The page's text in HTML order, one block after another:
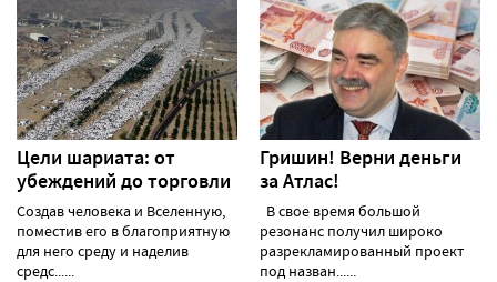
Цели шариата: от
убеждений до торговли
Создав человека и Вселенную,
поместив его в благоприятную
для него среду и наделив
средс......
Гришин! Верни деньги
за Атлас!
В свое время большой
резонанс получил широко
разрекламированный проект
под назван......